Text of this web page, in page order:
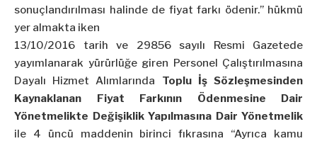
sonuçlandırılması halinde de fiyat farkı ödenir.” hükmü
yer almakta iken
13/10/2016 tarih ve 29856 sayılı Resmi Gazetede
yayımlanarak yürürlüğe giren Personel Çalıştırılmasına
Dayalı Hizmet Alımlarında Toplu İş Sözleşmesinden
Kaynaklanan Fiyat Farkının Ödenmesine Dair
Yönetmelikte Değişiklik Yapılmasına Dair Yönetmelik
ile 4 üncü maddenin birinci fıkrasına “Ayrıca kamu